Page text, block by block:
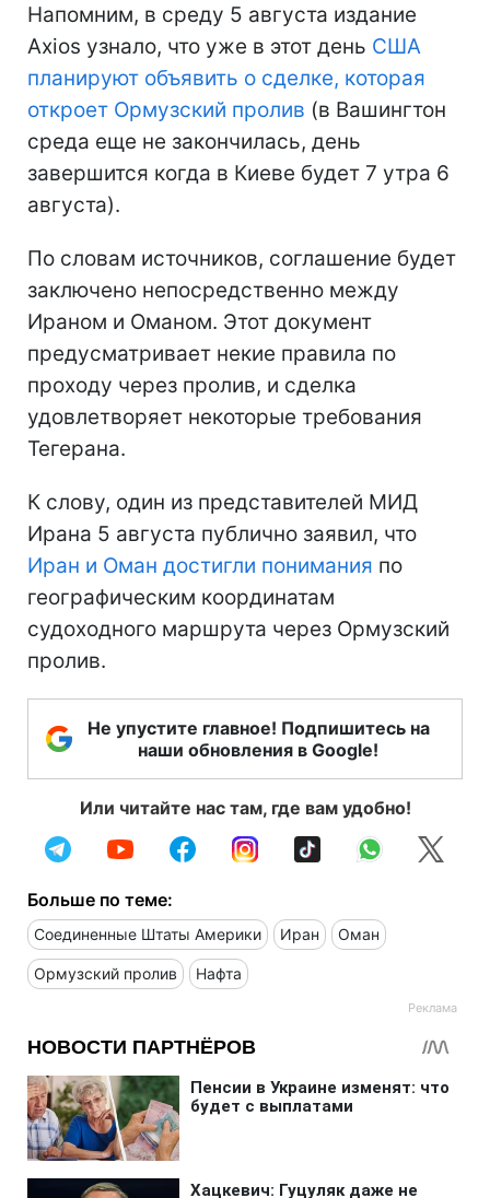
Напомним, в среду 5 августа издание
Axios узнало, что уже в этот день США
планируют объявить о сделке, которая
откроет Ормузский пролив (в Вашингтон
среда еще не закончилась, день
завершится когда в Киеве будет 7 утра 6
августа).
По словам источников, соглашение будет
заключено непосредственно между
Ираном и Оманом. Этот документ
предусматривает некие правила по
проходу через пролив, и сделка
удовлетворяет некоторые требования
Тегерана.
К слову, один из представителей МИД
Ирана 5 августа публично заявил, что
Иран и Оман достигли понимания по
географическим координатам
судоходного маршрута через Ормузский
пролив.
Не упустите главное! Подпишитесь на
наши обновления в Google!
Или читайте нас там, где вам удобно!
Больше по теме:
Соединенные Штаты Америки Иран Оман
Ормузский пролив Нафта